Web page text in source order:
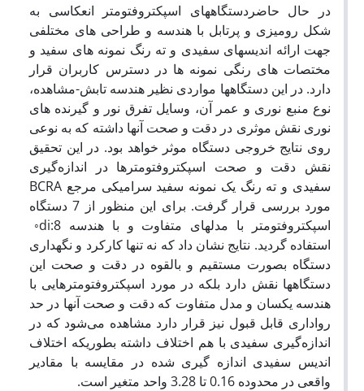
در حال حاضردستگاههای اسپکتروفتومتر انعکاسی به
شکل رومیزی و پرتابل با هندسه و طراحی های مختلفی
جهت ارائه اندیسهای سفیدی و ته رنگ نمونه های سفید و
مختصات های رنگی نمونه ها در دسترس کاربران قرار
دارد. در این دستگاهها مواردی نظیر هندسه تابش-مشاهده،
نوع منبع نوری و عمر آن، وسایل تفرق نور و گیرنده های
نوری نقش موثری در دقت و صحت آنها داشته که به نوعی
روی نتایج خروجی دستگاه موثر خواهد بود. در این تحقیق
نقش دقت و صحت اسپکتروفتومترها در اندازه‌گیری
سفیدی و ته رنگ یک نمونه سفید سرامیکی مرجع BCRA
مورد بررسی قرار گرفت. برای این منظور از 7 دستگاه
اسپکتروفتومتر با مدلهای متفاوت و با هندسه di:8◦
استفاده گردید. نتایج نشان داد که نه تنها کارکرد و نگهداری
دستگاه بصورت مستقیم و بالقوه در دقت و صحت این
دستگاهها نقش دارد بلکه در مورد اسپکتروفتومترهایی با
هندسه یکسان و مدل متفاوت که دقت و صحت آنها در حد
رواداری قابل قبول نیز قرار دارد مشاهده می‌شود که در
اندازه‌گیری سفیدی با هم اختلاف داشته بطوریکه اختلاف
اندیس سفیدی اندازه گیری شده در مقایسه با مقادیر
واقعی در محدوده 0.16 تا 3.28 واحد متغیر است.